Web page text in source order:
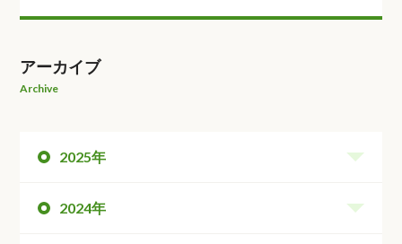
アーカイブ
Archive
2025年
2024年